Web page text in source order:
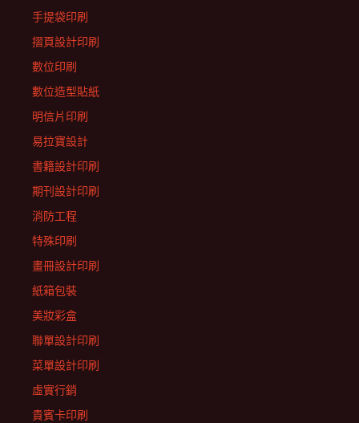
手提袋印刷
摺頁設計印刷
數位印刷
數位造型貼紙
明信片印刷
易拉寶設計
書籍設計印刷
期刊設計印刷
消防工程
特殊印刷
畫冊設計印刷
紙箱包裝
美妝彩盒
聯單設計印刷
菜單設計印刷
虛實行銷
貴賓卡印刷